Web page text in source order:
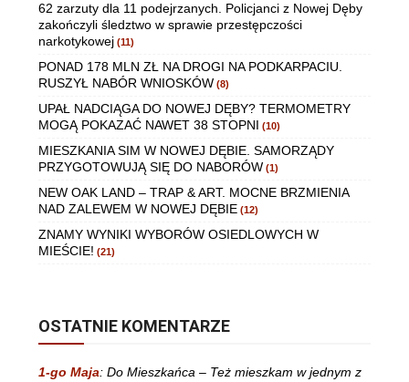
62 zarzuty dla 11 podejrzanych. Policjanci z Nowej Dęby
zakończyli śledztwo w sprawie przestępczości
narkotykowej (11)
PONAD 178 MLN ZŁ NA DROGI NA PODKARPACIU.
RUSZYŁ NABÓR WNIOSKÓW (8)
UPAŁ NADCIĄGA DO NOWEJ DĘBY? TERMOMETRY
MOGĄ POKAZAĆ NAWET 38 STOPNI (10)
MIESZKANIA SIM W NOWEJ DĘBIE. SAMORZĄDY
PRZYGOTOWUJĄ SIĘ DO NABORÓW (1)
NEW OAK LAND – TRAP & ART. MOCNE BRZMIENIA
NAD ZALEWEM W NOWEJ DĘBIE (12)
ZNAMY WYNIKI WYBORÓW OSIEDLOWYCH W
MIEŚCIE! (21)
OSTATNIE KOMENTARZE
1-go Maja: Do Mieszkańca – Też mieszkam w jednym z